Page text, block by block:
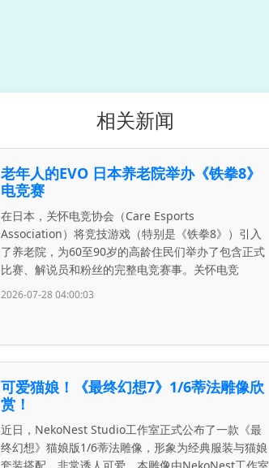
相关新闻
老年人的EVO 日本养老院举办《铁拳8》
电竞赛
在日本，关怀电竞协会（Care Esports
Association）将竞技游戏（特别是《铁拳8》）引入
了养老院，为60至90岁的高龄住民们举办了包含正式
比赛、解说员和粉丝的完整电竞赛事。关怀电竞
2026-07-28 04:00:03
可爱猫娘！《最终幻想7》1/6蒂法雕像欣
赏！
近日，NekoNest Studio工作室正式公布了一款《最
终幻想》猫娘版1/6蒂法雕像，形象为经典服装与猫娘